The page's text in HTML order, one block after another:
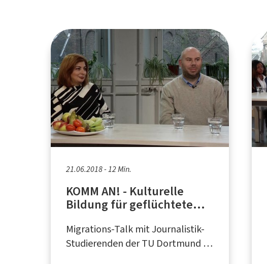
21.06.2018 - 12 Min.
KOMM AN! - Kulturelle
Bildung für geflüchtete
Migrations-Talk mit Journalistik-
Studierenden der TU Dortmund in